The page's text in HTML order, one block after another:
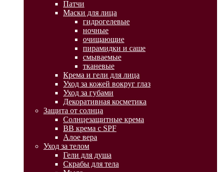
Патчи
Маски для лица
гидрогелевые
ночные
очищающие
пирамидки и саше
смываемые
тканевые
Крема и гели для лица
Уход за кожей вокруг глаз
Уход за губами
Декоративная косметика
Защита от солнца
Солнцезащитные крема
BB крема с SPF
Алое вера
Уход за телом
Гели для душа
Скрабы для тела